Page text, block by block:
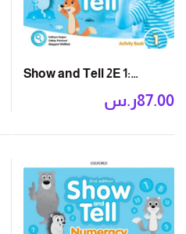
Show and Tell 2E 1:
ر.س87.00